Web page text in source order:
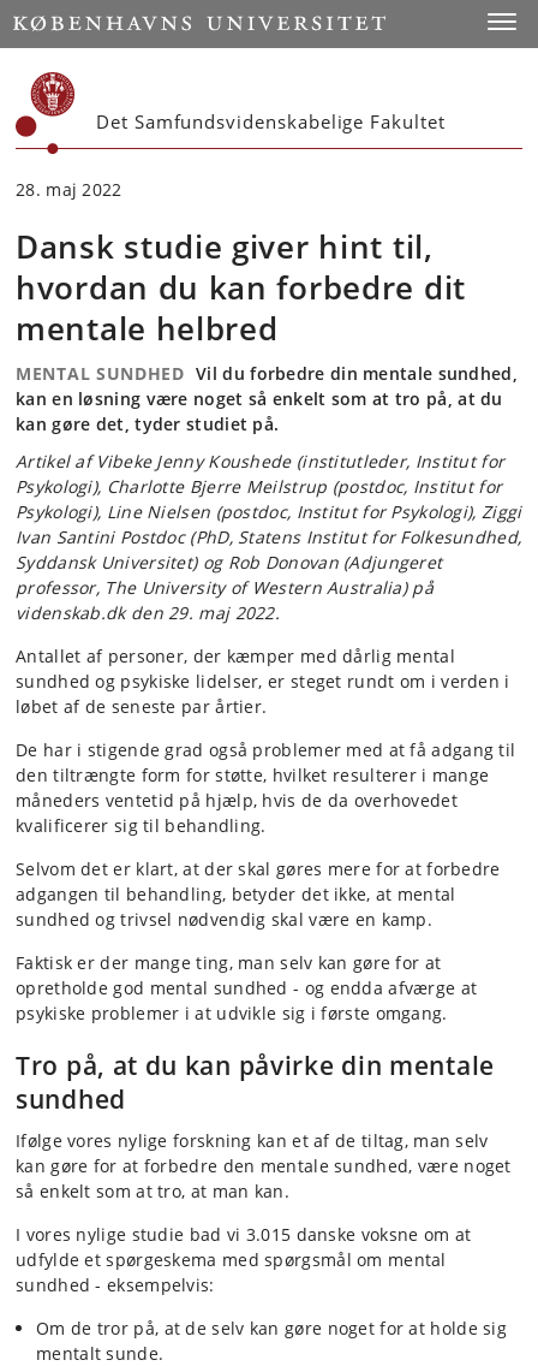
Start
Det Samfundsvidenskabelige Fakultet
28. maj 2022
Dansk studie giver hint til,
hvordan du kan forbedre dit
mentale helbred
MENTAL SUNDHED Vil du forbedre din mentale sundhed,
kan en løsning være noget så enkelt som at tro på, at du
kan gøre det, tyder studiet på.
Artikel af Vibeke Jenny Koushede (institutleder, Institut for
Psykologi), Charlotte Bjerre Meilstrup (postdoc, Institut for
Psykologi), Line Nielsen (postdoc, Institut for Psykologi), Ziggi
Ivan Santini Postdoc (PhD, Statens Institut for Folkesundhed,
Syddansk Universitet) og Rob Donovan (Adjungeret
professor, The University of Western Australia) på
videnskab.dk den 29. maj 2022.
Antallet af personer, der kæmper med dårlig mental
sundhed og psykiske lidelser, er steget rundt om i verden i
løbet af de seneste par årtier.
De har i stigende grad også problemer med at få adgang til
den tiltrængte form for støtte, hvilket resulterer i mange
måneders ventetid på hjælp, hvis de da overhovedet
kvalificerer sig til behandling.
Selvom det er klart, at der skal gøres mere for at forbedre
adgangen til behandling, betyder det ikke, at mental
sundhed og trivsel nødvendig skal være en kamp.
Faktisk er der mange ting, man selv kan gøre for at
opretholde god mental sundhed - og endda afværge at
psykiske problemer i at udvikle sig i første omgang.
Tro på, at du kan påvirke din mentale
sundhed
Ifølge vores nylige forskning kan et af de tiltag, man selv
kan gøre for at forbedre den mentale sundhed, være noget
så enkelt som at tro, at man kan.
I vores nylige studie bad vi 3.015 danske voksne om at
udfylde et spørgeskema med spørgsmål om mental
sundhed - eksempelvis:
Om de tror på, at de selv kan gøre noget for at holde sig
mentalt sunde.